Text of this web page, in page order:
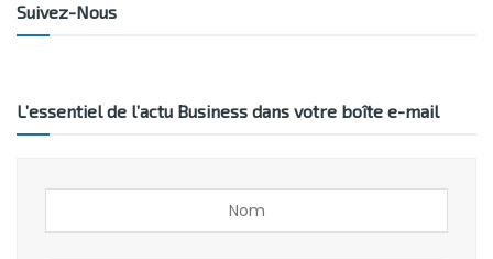
Suivez-Nous
L’essentiel de l’actu Business dans votre boîte e-mail